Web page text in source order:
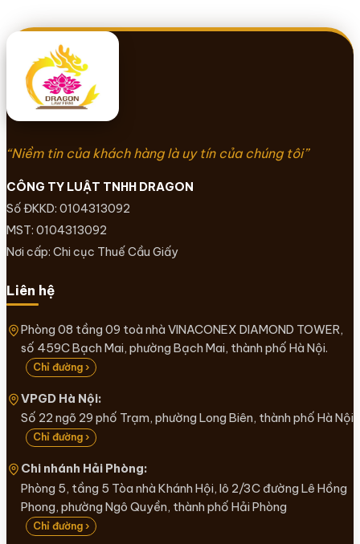
“Niềm tin của khách hàng là uy tín của chúng tôi”
CÔNG TY LUẬT TNHH DRAGON
Số ĐKKD: 0104313092
MST: 0104313092
Nơi cấp: Chi cục Thuế Cầu Giấy
Liên hệ
Phòng 08 tầng 09 toà nhà VINACONEX DIAMOND TOWER,
số 459C Bạch Mai, phường Bạch Mai, thành phố Hà Nội.
Chỉ đường ›
VPGD Hà Nội:
Số 22 ngõ 29 phố Trạm, phường Long Biên, thành phố Hà Nội
Chỉ đường ›
Chi nhánh Hải Phòng:
Phòng 5, tầng 5 Tòa nhà Khánh Hội, lô 2/3C đường Lê Hồng
Phong, phường Ngô Quyền, thành phố Hải Phòng
Chỉ đường ›